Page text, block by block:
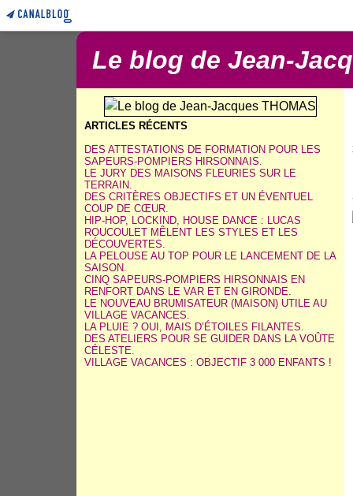
Le blog de Jean-
ARTICLES RÉCENTS
DES ATTESTATIONS DE FORMATION POUR LES
SAPEURS-POMPIERS HIRSONNAIS.
LE JURY DES MAISONS FLEURIES SUR LE
TERRAIN.
DES CRITÈRES OBJECTIFS ET UN ÉVENTUEL
COUP DE CŒUR.
HIP-HOP, LOCKIND, HOUSE DANCE : LUCAS
ROUCOULET MÊLENT LES STYLES ET LES
DÉCOUVERTES.
LA PELOUSE AU TOP POUR LE LANCEMENT DE LA
SAISON.
CINQ SAPEURS-POMPIERS HIRSONNAIS EN
RENFORT DANS LE VAR ET EN GIRONDE.
LE NOUVEAU BRUMISATEUR (MAISON) UTILE AU
VILLAGE VACANCES.
LA PLUIE ? OUI, MAIS D’ÉTOILES FILANTES.
DES ATELIERS POUR SE GUIDER DANS LA VOÛTE
CÉLESTE.
VILLAGE VACANCES : OBJECTIF 3 000 ENFANTS !